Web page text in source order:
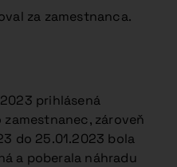
za zamestnanca.
prihlásená
zároveň
do 25.01.2023 bola
a poberala náhradu